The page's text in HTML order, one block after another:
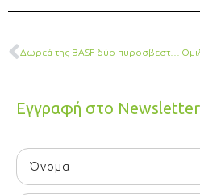
Εγγραφή στο Newsletter